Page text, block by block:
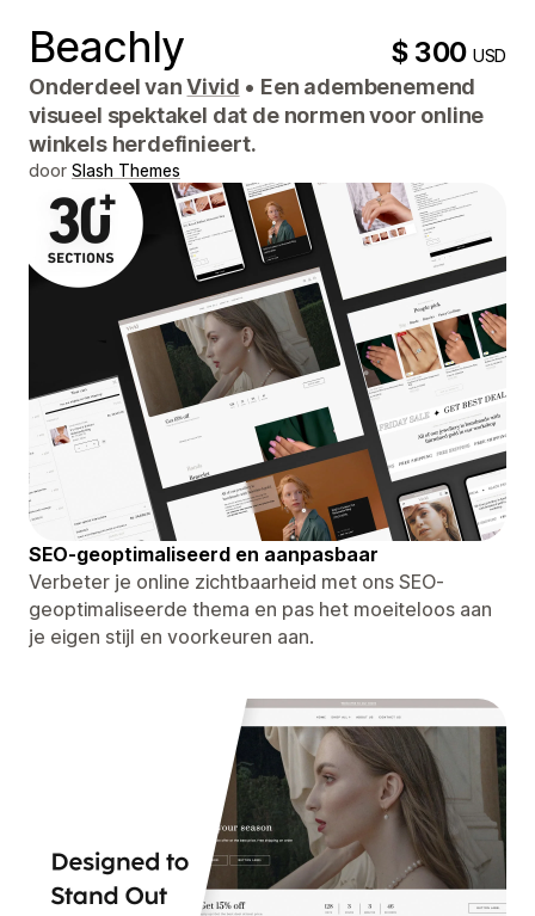
Beachly $ 300USD
Onderdeel vanVivid • Een adembenemend
visueel spektakel dat de normen voor online
winkels herdefinieert.
door Slash Themes
SEO-geoptimaliseerd en aanpasbaar
Verbeter je online zichtbaarheid met ons SEO-
geoptimaliseerde thema en pas het moeiteloos aan
je eigen stijl en voorkeuren aan.